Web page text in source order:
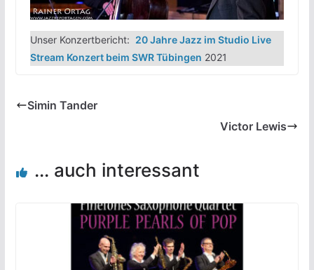
Unser Konzertbericht: 20 Jahre Jazz im Studio Live
Stream Konzert beim SWR Tübingen 2021
Simin Tander
Victor Lewis
... auch interessant